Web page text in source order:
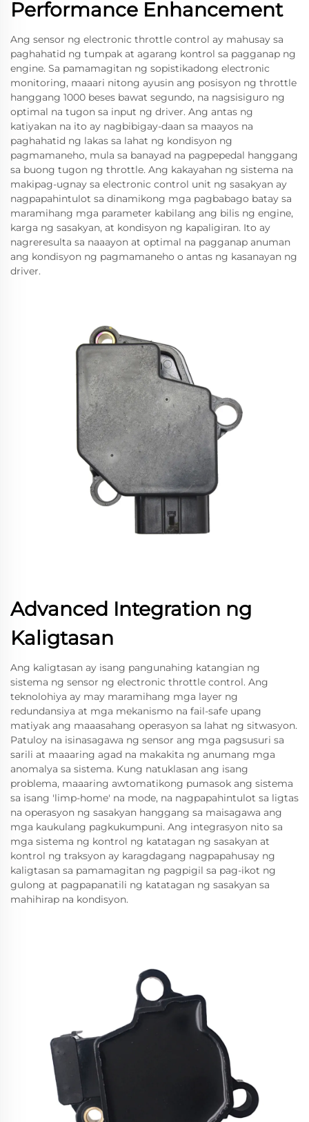
Performance Enhancement
Ang sensor ng electronic throttle control ay mahusay sa
paghahatid ng tumpak at agarang kontrol sa pagganap ng
engine. Sa pamamagitan ng sopistikadong electronic
monitoring, maaari nitong ayusin ang posisyon ng throttle
hanggang 1000 beses bawat segundo, na nagsisiguro ng
optimal na tugon sa input ng driver. Ang antas ng
katiyakan na ito ay nagbibigay-daan sa maayos na
paghahatid ng lakas sa lahat ng kondisyon ng
pagmamaneho, mula sa banayad na pagpepedal hanggang
sa buong tugon ng throttle. Ang kakayahan ng sistema na
makipag-ugnay sa electronic control unit ng sasakyan ay
nagpapahintulot sa dinamikong mga pagbabago batay sa
maramihang mga parameter kabilang ang bilis ng engine,
karga ng sasakyan, at kondisyon ng kapaligiran. Ito ay
nagreresulta sa naaayon at optimal na pagganap anuman
ang kondisyon ng pagmamaneho o antas ng kasanayan ng
driver.
Advanced Integration ng
Kaligtasan
Ang kaligtasan ay isang pangunahing katangian ng
sistema ng sensor ng electronic throttle control. Ang
teknolohiya ay may maramihang mga layer ng
redundansiya at mga mekanismo na fail-safe upang
matiyak ang maaasahang operasyon sa lahat ng sitwasyon.
Patuloy na isinasagawa ng sensor ang mga pagsusuri sa
sarili at maaaring agad na makakita ng anumang mga
anomalya sa sistema. Kung natuklasan ang isang
problema, maaaring awtomatikong pumasok ang sistema
sa isang 'limp-home' na mode, na nagpapahintulot sa ligtas
na operasyon ng sasakyan hanggang sa maisagawa ang
mga kaukulang pagkukumpuni. Ang integrasyon nito sa
mga sistema ng kontrol ng katatagan ng sasakyan at
kontrol ng traksyon ay karagdagang nagpapahusay ng
kaligtasan sa pamamagitan ng pagpigil sa pag-ikot ng
gulong at pagpapanatili ng katatagan ng sasakyan sa
mahihirap na kondisyon.